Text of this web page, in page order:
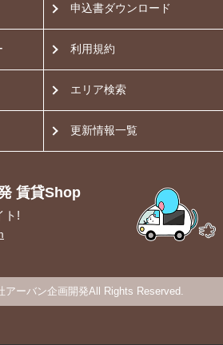
申込書ダウンロード
利用規約
エリア検索
更新情報一覧
賃貸Shop
ト!
アーバン企画開発All Rights Reserved.